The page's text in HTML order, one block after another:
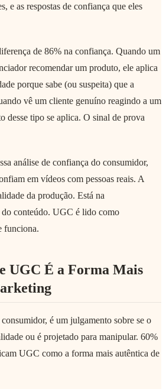
e as respostas de confiança que eles
de 86% na confiança. Quando um
recomendar um produto, ele aplica
porque sabe (ou suspeita) que a
vê um cliente genuíno reagindo a um
desse tipo se aplica. O sinal de prova
análise de confiança do consumidor,
em vídeos com pessoas reais. A
da produção. Está na
conteúdo. UGC é lido como
funciona.
UGC É a Forma Mais
é um julgamento sobre se o
ou é projetado para manipular. 60%
UGC como a forma mais autêntica de